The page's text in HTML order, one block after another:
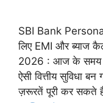
SBI Bank
लिए EMI और ब्याज
2026 : आज के समय
ऐसी वित्तीय सुविधा
ज़रूरतें पूरी कर सकते